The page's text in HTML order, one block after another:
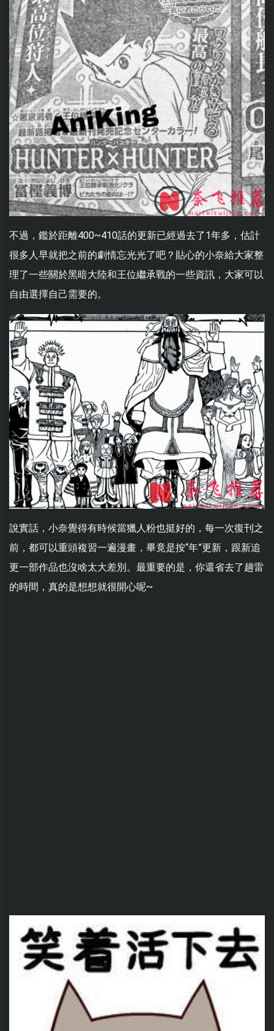
不過，鑑於距離400~410話的更新已經過去了1年多，估計
很多人早就把之前的劇情忘光光了吧？貼心的小奈給大家整
理了一些關於黑暗大陸和王位繼承戰的一些資訊，大家可以
自由選擇自己需要的。
說實話，小奈覺得有時候當獵人粉也挺好的，每一次復刊之
前，都可以重頭複習一遍漫畫，畢竟是按“年”更新，跟新追
更一部作品也沒啥太大差別。最重要的是，你還省去了趟雷
的時間，真的是想想就很開心呢~